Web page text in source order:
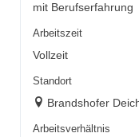
mit Berufserfahrung
Arbeitszeit
Vollzeit
Standort
Brandshofer
Arbeitsverhältnis